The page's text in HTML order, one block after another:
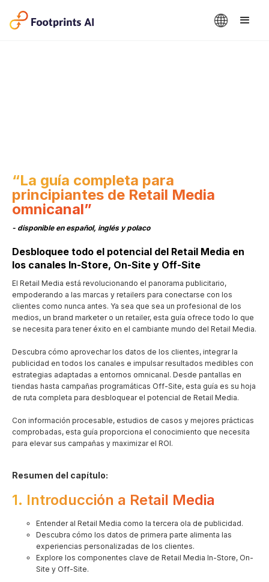
“La guía completa para
principiantes de Retail Media
omnicanal”
- disponible en español, inglés y polaco
Desbloquee todo el potencial del Retail Media en
los canales In-Store, On-Site y Off-Site
El Retail Media está revolucionando el panorama publicitario,
empoderando a las marcas y retailers para conectarse con los
clientes como nunca antes. Ya sea que sea un profesional de los
medios, un brand marketer o un retailer, esta guía ofrece todo lo que
se necesita para tener éxito en el cambiante mundo del Retail Media.
Descubra cómo aprovechar los datos de los clientes, integrar la
publicidad en todos los canales e impulsar resultados medibles con
estrategias adaptadas a entornos omnicanal. Desde pantallas en
tiendas hasta campañas programáticas Off-Site, esta guía es su hoja
de ruta completa para desbloquear el potencial de Retail Media.
Con información procesable, estudios de casos y mejores prácticas
comprobadas, esta guía proporciona el conocimiento que necesita
para elevar sus campañas y maximizar el ROI.
Resumen del capítulo:
1. Introducción a Retail Media
Entender al Retail Media como la tercera ola de publicidad.
Descubra cómo los datos de primera parte alimenta las
experiencias personalizadas de los clientes.
Explore los componentes clave de Retail Media In-Store, On-
Site y Off-Site.